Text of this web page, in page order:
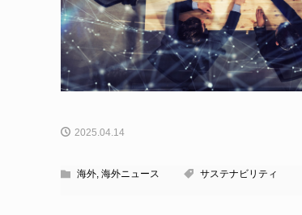
2025.04.14
海外, 海外ニュース サステナビリティ